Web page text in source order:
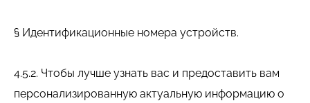
§ Идентификационные номера устройств.
4.5.2. Чтобы лучше узнать вас и предоставить вам
персонализированную актуальную информацию о